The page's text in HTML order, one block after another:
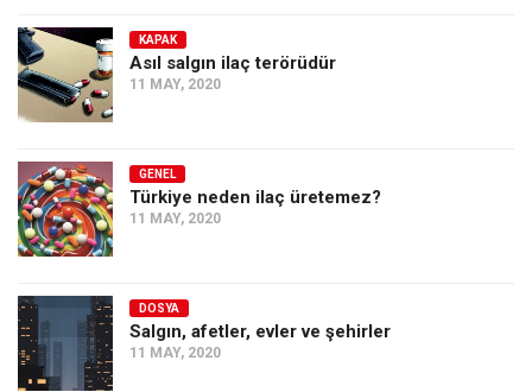
KAPAK
Asıl salgın ilaç terörüdür
11 MAY, 2020
GENEL
Türkiye neden ilaç üretemez?
11 MAY, 2020
DOSYA
Salgın, afetler, evler ve şehirler
11 MAY, 2020